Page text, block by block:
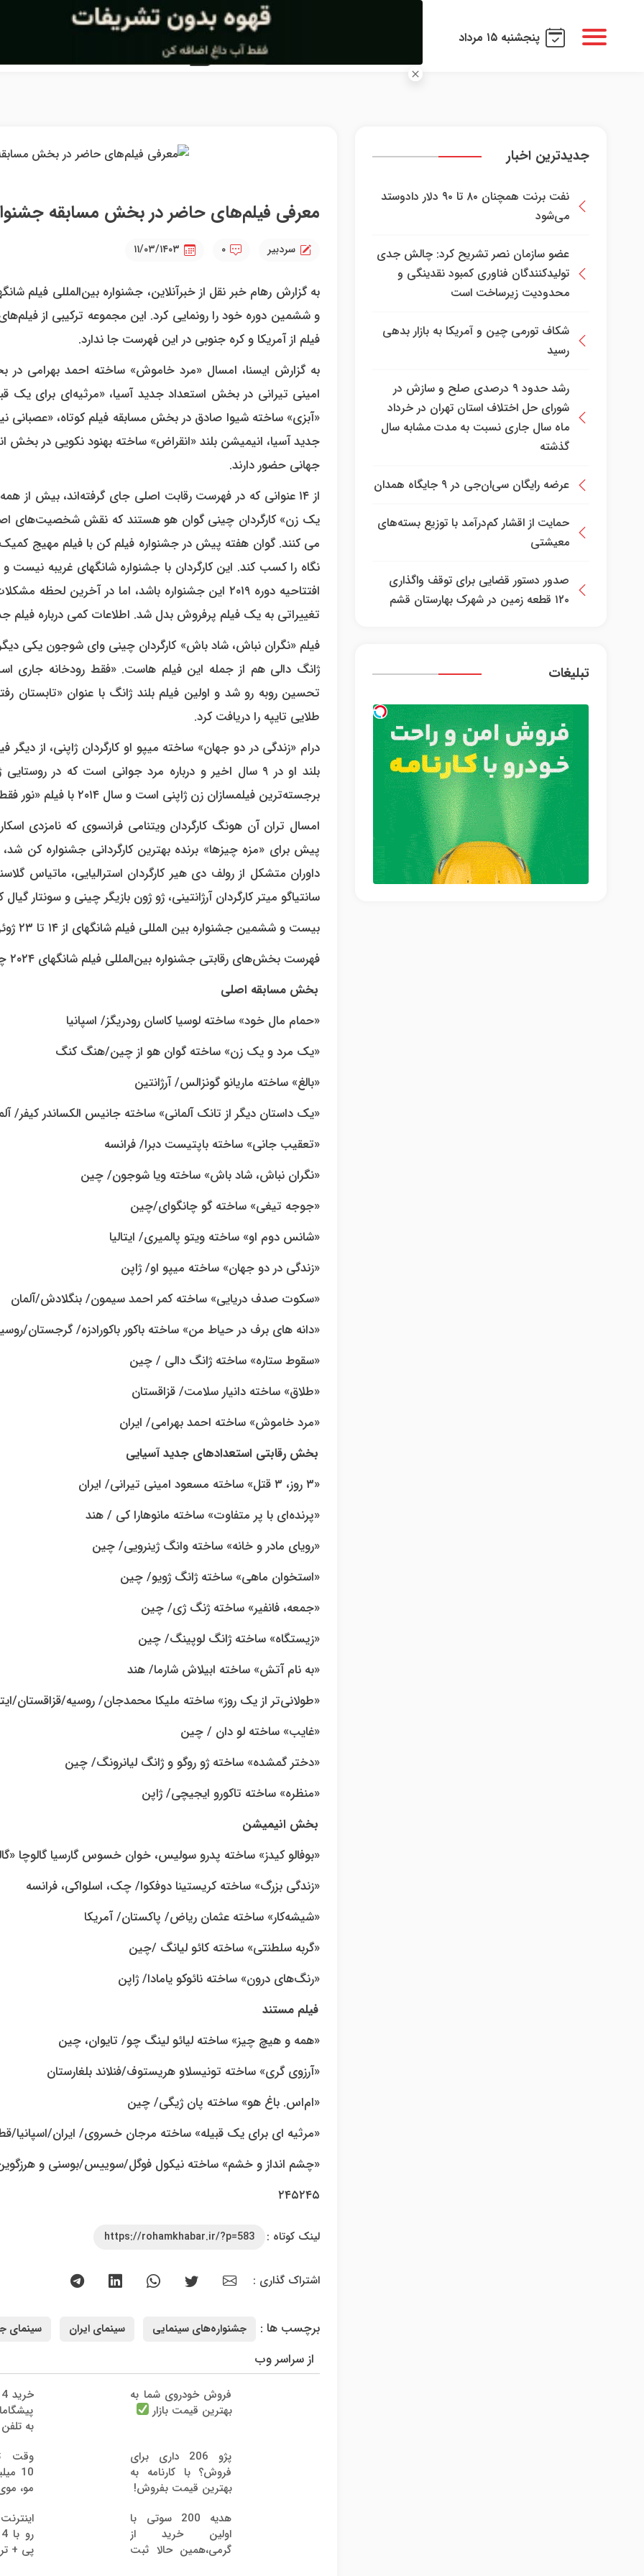
پنجشنبه ۱۵ مرداد
جدیدترین اخبار
نفت برنت همچنان ۸۰ تا ۹۰ دلار دادوستد
می‌شود
عضو سازمان نصر تشریح کرد: چالش جدی
تولیدکنندگان فناوری کمبود نقدینگی و
محدودیت زیرساخت است
شکاف تورمی چین و آمریکا به بازار بدهی
رسید
رشد حدود ۹ درصدی صلح و سازش در
شورای حل اختلاف استان تهران در خرداد
ماه سال جاری نسبت به مدت مشابه سال
گذشته
عرضه رایگان سی‌ان‌جی در ۹ جایگاه همدان
حمایت از اقشار کم‌درآمد با توزیع بسته‌های
معیشتی
صدور دستور قضایی برای توقف واگذاری
۱۲۰ قطعه زمین در شهرک بهارستان قشم
تبلیغات
معرفی فیلم‌های حاضر در بخش مسابقه جشنواره
سردبیر ۰ ۱۱/۰۳/۱۴۰۳
به گزارش رهام خبر نقل از خبرآنلاین، جشنواره بین‌المللی
و ششمین دوره خود را رونمایی کرد. این مجموعه ترکیبی از
فیلم از آمریکا و کره جنوبی در این فهرست جا ندارد.
به گزارش ایسنا، امسال «مرد خاموش» ساخته احمد بهرامی
امینی تیرانی در بخش استعداد جدید آسیا، «مرثیه‌ای برای
«آبزی» ساخته شیوا صادق در بخش مسابقه فیلم کوتاه،
جدید آسیا، انیمیشن بلند «انقراض» ساخته بهنود نکویی در
جهانی حضور دارند.
از ۱۴ عنوانی که در فهرست رقابت اصلی جای گرفته‌اند، بیش از
یک زن» کارگردان چینی گوان هو هستند که نقش شخصیت‌های
می کنند. گوان هفته پیش در جشنواره فیلم کن با فیلم مهیج
نگاه را کسب کند. این کارگردان با جشنواره شانگهای غریبه
افتتاحیه دوره ۲۰۱۹ این جشنواره باشد، اما در آخرین
تغییراتی به یک فیلم پرفروش بدل شد. اطلاعات کمی درباره فیلم
فیلم «نگران نباش، شاد باش» کارگردان چینی وای شوجون یکی
ژانگ دالی هم از جمله این فیلم هاست. «فقط رودخانه
طلایی تایپه را دریافت کرد.
درام «زندگی در دو جهان» ساخته میپو او کارگردان ژاپنی، از
بلند او در ۹ سال اخیر و درباره مرد جوانی است که در
برجسته‌ترین فیلمسازان زن ژاپنی است و سال ۲۰۱۴ با فیلم «نور فقط آنجا می درخشد» نماینده کشورش برای اسکار بود.
پیش برای «مزه چیزها» برنده بهترین کارگردانی جشنواره
داوران متشکل از رولف دی هیر کارگردان استرالیایی، ماتیاس
سانتیاگو میتر کارگردان آرژانتینی، ژو ژون بازیگر چینی و سونتار
بیست و ششمین جشنواره بین المللی فیلم شانگهای از ۱۴ تا ۲۳ ژوئن (۲۵ خرداد تا ۳ تیر) برگزار می‌شود.
فهرست بخش‌های رقابتی جشنواره بین‌المللی فیلم شانگهای ۲۰۲۴ چنین است:
بخش مسابقه اصلی
«حمام مال خود» ساخته لوسیا کاسان رودریگز/ اسپانیا
«یک مرد و یک زن» ساخته گوان هو از چین/هنگ کنگ
«بالغ» ساخته ماریانو گونزالس/ آرژانتین
«یک داستان دیگر از تانک آلمانی» ساخته جانیس الکساندر کیفر/
«تعقیب جانی» ساخته باپتیست دبرا/ فرانسه
«نگران نباش، شاد باش» ساخته ویا شوجون/ چین
«جوجه تیغی» ساخته گو چانگوای/چین
«شانس دوم او» ساخته ویتو پالمیری/ ایتالیا
«زندگی در دو جهان» ساخته میپو او/ ژاپن
«سکوت صدف دریایی» ساخته کمر احمد سیمون/ بنگلادش/آلمان
«دانه های برف در حیاط من» ساخته باکور باکورادزه/ گرجستان/
«سقوط ستاره» ساخته ژانگ دالی / چین
«طلاق» ساخته دانیار سلامت/ قزاقستان
«مرد خاموش» ساخته احمد بهرامی/ ایران
بخش رقابتی استعدادهای جدید آسیایی
«۳ روز، ۳ قتل» ساخته مسعود امینی تیرانی/ ایران
«پرنده‌ای با پر متفاوت» ساخته مانوهارا کی / هند
«رویای مادر و خانه» ساخته وانگ ژینرویی/ چین
«استخوان ماهی» ساخته ژانگ ژویو/ چین
«جمعه، فانفیر» ساخته ژنگ ژی/ چین
«زیستگاه» ساخته ژانگ لوپینگ/ چین
«به نام آتش» ساخته ابیلاش شارما/ هند
«طولانی‌تر از یک روز» ساخته ملیکا محمدجان/ روسیه/قزاقستان/
«غایب» ساخته لو دان / چین
«دختر گمشده» ساخته ژو روگو و ژانگ لیانرونگ/ چین
«منظره» ساخته تاکورو ایجیچی/ ژاپن
بخش انیمیشن
«بوفالو کیدز» ساخته پدرو سولیس، خوان خسوس گارسیا گالوچا
«زندگی بزرگ» ساخته کریستینا دوفکوا/ چک، اسلواکی، فرانسه
«شیشه‌کار» ساخته عثمان ریاض/ پاکستان/ آمریکا
«گربه سلطنتی» ساخته کائو لیانگ /چین
«رنگ‌های درون» ساخته نائوکو یامادا/ ژاپن
فیلم مستند
«همه و هیچ چیز» ساخته لیائو لینگ چو/ تایوان، چین
«آرزوی گری» ساخته تونیسلاو هریستوف/فنلاند بلغارستان
«ام‌اس. باغ هو» ساخته پان ژیگی/ چین
«مرثیه ای برای یک قبیله» ساخته مرجان خسروی/ ایران/اسپانیا/
«چشم انداز و خشم» ساخته نیکول فوگل/سوییس/بوسنی و
۲۴۵۲۴۵
لینک کوتاه : https://rohamkhabar.ir/?p=583
اشتراک گذاری :
برچسب ها : جشنواره‌های سینمایی سینمای ایران سینمای
از سراسر وب
فروش خودروی شما به
بهترین قیمت بازار
به تلفن
پژو 206 داری برای
فروش؟ با کارنامه به
بهترین قیمت بفروش!
وقت
10
مو،
هدیه 200 سوتی با
اولین خرید از
گرمی،همین حالا ثبت
پی +